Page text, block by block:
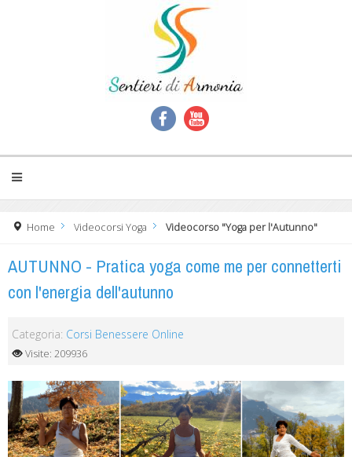
Home Videocorsi Yoga Videocorso "Yoga per l'Autunno"
AUTUNNO - Pratica yoga come me per connetterti
con l'energia dell'autunno
Categoria: Corsi Benessere Online
Visite: 209936